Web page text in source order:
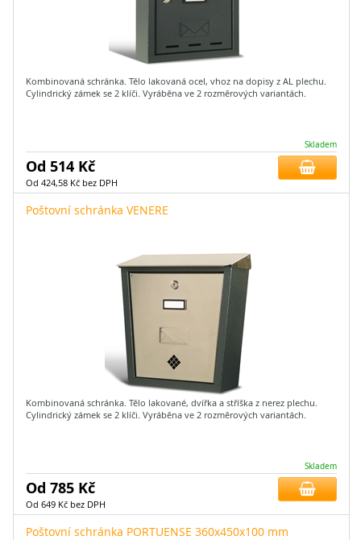
Kombinovaná schránka. Tělo lakovaná ocel, vhoz na dopisy z AL plechu.
Cylindrický zámek se 2 klíči. Vyráběna ve 2 rozměrových variantách.
Skladem
Od 514 Kč
Od 424,58 Kč bez DPH
Poštovní schránka VENERE
Kombinovaná schránka. Tělo lakované, dvířka a stříška z nerez plechu.
Cylindrický zámek se 2 klíči. Vyráběna ve 2 rozměrových variantách.
Skladem
Od 785 Kč
Od 649 Kč bez DPH
Poštovní schránka PORTUENSE 360x450x100 mm